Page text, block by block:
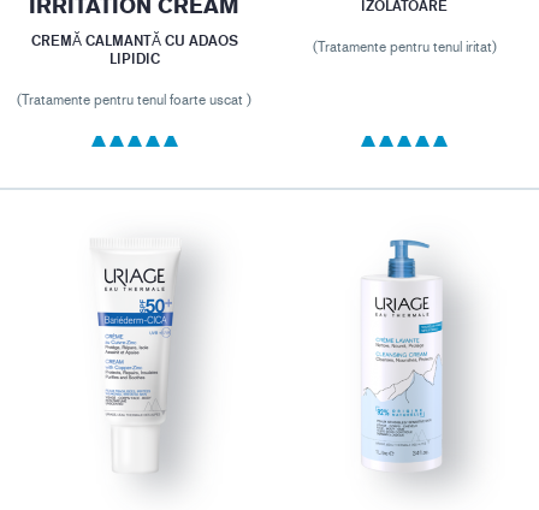
IRRITATION CREAM
CREMĂ CALMANTĂ CU ADAOS
LIPIDIC
(Tratamente pentru tenul foarte uscat )
IZOLATOARE
(Tratamente pentru tenul iritat)